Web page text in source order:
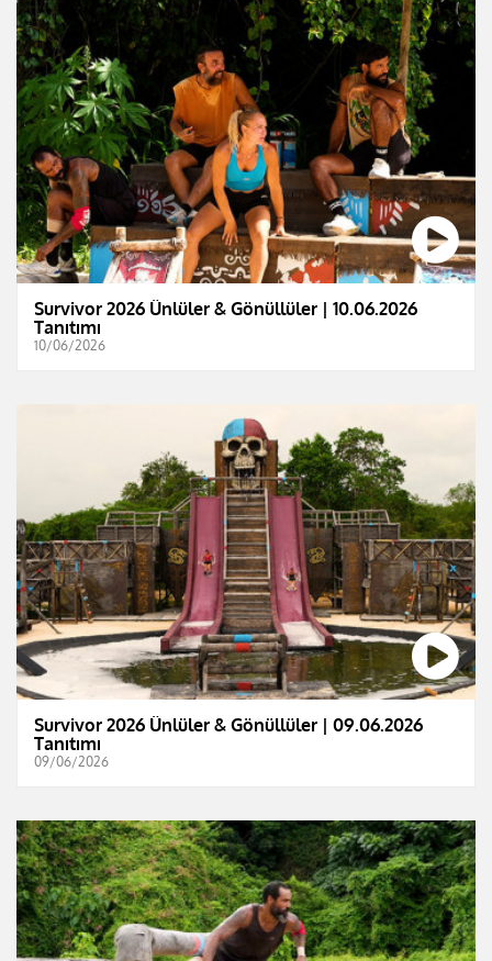
Survivor 2026 Ünlüler & Gönüllüler | 10.06.2026
Tanıtımı
10/06/2026
Survivor 2026 Ünlüler & Gönüllüler | 09.06.2026
Tanıtımı
09/06/2026